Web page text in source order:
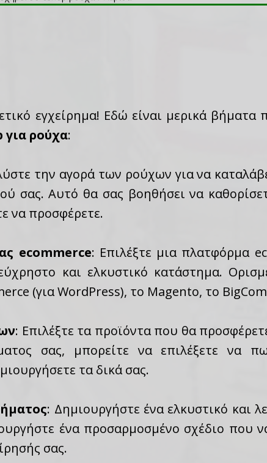
εγχείρημα! Εδώ είναι μερικά
για ρούχα:
την αγορά των ρούχων για να
σας. Αυτό θα σας βοηθήσει να
να προσφέρετε.
ecommerce: Επιλέξτε μια πλατφόρμα
και ελκυστικό κατάστημα.
(για WordPress), το Magento, το
: Επιλέξτε τα προϊόντα που θα
σας, μπορείτε να επιλέξετε να
τα δικά σας.
: Δημιουργήστε ένα ελκυστικό και
ένα προσαρμοσμένο σχέδιο που
σας.